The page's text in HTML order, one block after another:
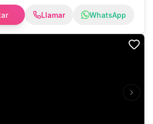
los servicios. Disponiblidad
Llamar WhatsApp
Next